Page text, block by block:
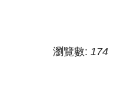
瀏覽數: 174